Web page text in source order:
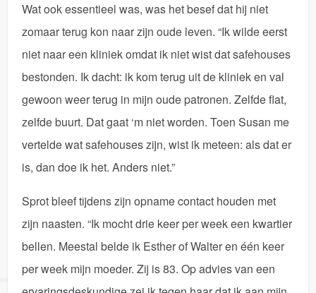
Wat ook essentieel was, was het besef dat hij niet
zomaar terug kon naar zijn oude leven. “Ik wilde eerst
niet naar een kliniek omdat ik niet wist dat safehouses
bestonden. Ik dacht: ik kom terug uit de kliniek en val
gewoon weer terug in mijn oude patronen. Zelfde flat,
zelfde buurt. Dat gaat ‘m niet worden. Toen Susan me
vertelde wat safehouses zijn, wist ik meteen: als dat er
is, dan doe ik het. Anders niet.”
Sprot bleef tijdens zijn opname contact houden met
zijn naasten. “Ik mocht drie keer per week een kwartier
bellen. Meestal belde ik Esther of Walter en één keer
per week mijn moeder. Zij is 83. Op advies van een